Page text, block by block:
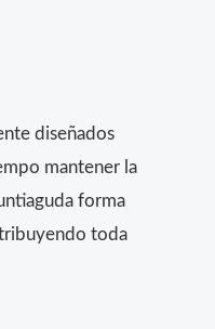
diseñados
mantener la
forma
toda